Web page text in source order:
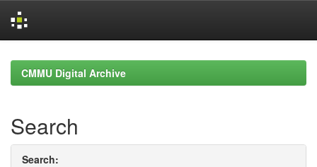
navigationCMMU Digital Archive
Search
Search: